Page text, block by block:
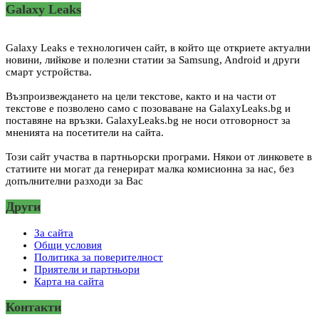
Galaxy Leaks
Galaxy Leaks е технологичен сайт, в който ще откриете актуални
новини, лийкове и полезни статии за Samsung, Android и други
смарт устройства.
Възпроизвеждането на цели текстове, както и на части от
текстове е позволено само с позоваване на GalaxyLeaks.bg и
поставяне на връзки. GalaxyLeaks.bg не носи отговорност за
мненията на посетители на сайта.
Този сайт участва в партньорски програми. Някои от линковете в
статиите ни могат да генерират малка комисионна за нас, без
допълнителни разходи за Вас
Други
За сайта
Общи условия
Политика за поверителност
Приятели и партньори
Карта на сайта
Контакти